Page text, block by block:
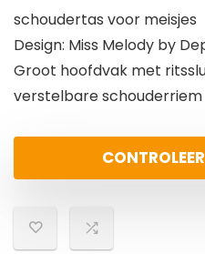
schoudertas voor meisjes
Design: Miss Melody by
Groot hoofdvak met
verstelbare schouderriem